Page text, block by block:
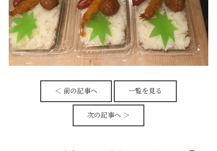
＜ 前の記事へ 一覧を見る
次の記事へ ＞